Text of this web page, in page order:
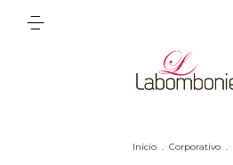
Início . Corporativo .